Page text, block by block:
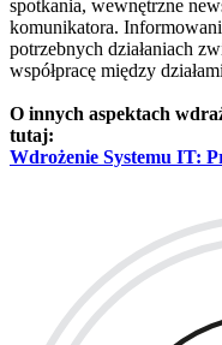
spotkania, wewnętrzne
komunikatora.
potrzebnych działaniach
współpracę między
O innych aspektach
tutaj:
Wdrożenie Systemu IT: